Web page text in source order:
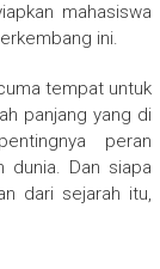
mahasiswa
ini.
tempat untuk
panjang yang di
peran
dunia. Dan siapa
dari sejarah itu,